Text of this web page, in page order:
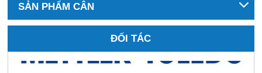
SẢN PHẨM CÂN
ĐỐI TÁC